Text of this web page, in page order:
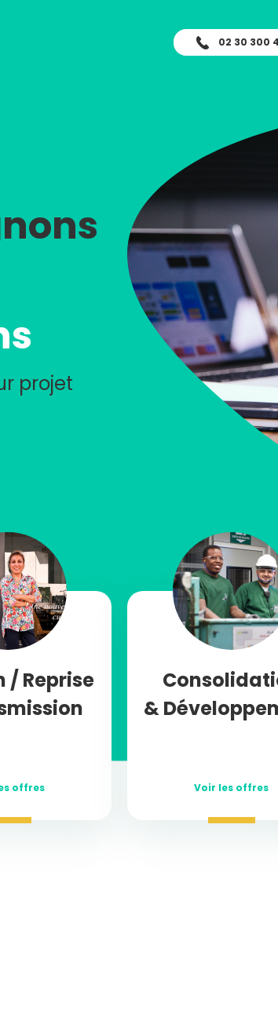
02 30 300
projet
/ Reprise
offres
&
Voir les offres